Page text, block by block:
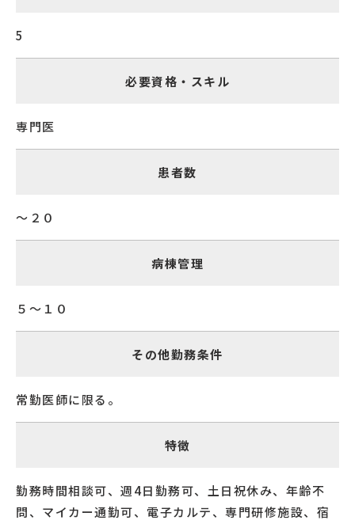
5
必要資格・スキル
専門医
患者数
～２０
病棟管理
５～１０
その他勤務条件
常勤医師に限る。
特徴
勤務時間相談可、週4日勤務可、土日祝休み、年齢不
問、マイカー通勤可、電子カルテ、専門研修施設、宿